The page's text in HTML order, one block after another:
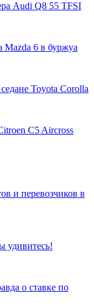
Audi Q8 55 TFSI
Mazda 6 в буржуа
Toyota Corolla
C5 Aircross
и перевозчиков в
удивитесь!
о ставке по